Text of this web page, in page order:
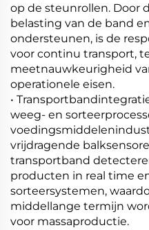
op de steunrollen. Door
belasting van de band
ondersteunen, is de
voor continu transport,
meetnauwkeurigheid
operationele eisen.
•
weeg- en
vrijdragende
transportband
producten in real time
sorteersystemen,
middellange termijn
voor massaproductie.